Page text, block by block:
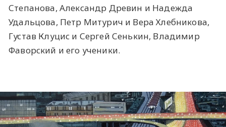
Степанова, Александр Древин и Надежда
Удальцова, Петр Митурич и Вера Хлебникова,
Густав Клуцис и Сергей Сенькин, Владимир
Фаворский и его ученики.